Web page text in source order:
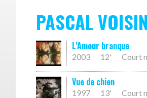
PASCAL
L'Amour branque
2003 12' Court
Vue de chien
1997 13' Court